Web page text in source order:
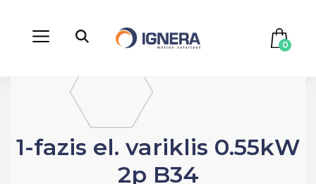
0
1-fazis el. variklis 0.55kW
2p B34